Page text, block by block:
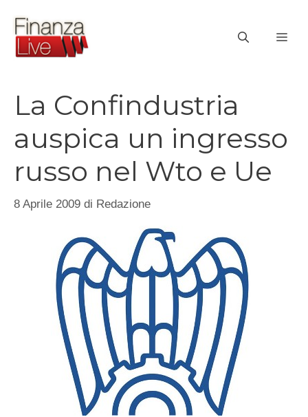
contenuto
La Confindustria
auspica un ingresso
russo nel Wto e Ue
8 Aprile 2009 di Redazione